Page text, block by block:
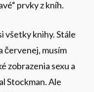
prvky z kníh.
všetky knihy. Stále
červenej, musím
zobrazenia sexu a
Stockman. Ale